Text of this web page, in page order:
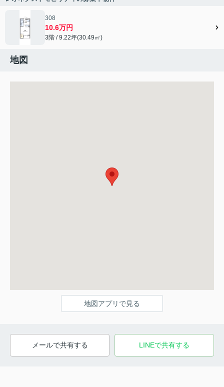
308
10.6万円
3階 / 9.22坪(30.49㎡)
地図
地図アプリで見る
メールで共有する LINEで共有する